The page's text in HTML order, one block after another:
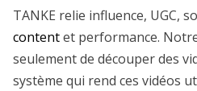
TANKE relie influence, UGC,
contentet performance.
seulement de découper des
système qui rend ces vidéos